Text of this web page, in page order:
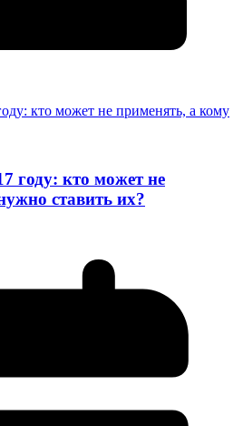
году: кто может не
ставить их?